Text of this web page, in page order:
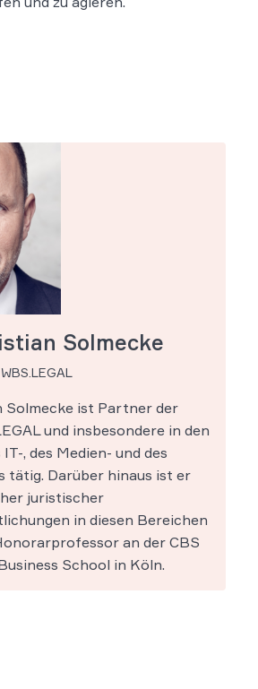
Solmecke
Solmecke ist Partner der
und insbesondere in den
, des Medien- und des
tätig. Darüber hinaus ist er
juristischer
in diesen Bereichen
an der CBS
School in Köln.